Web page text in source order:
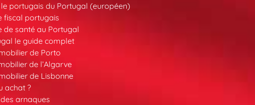
portugais du Portugal (européen)
fiscal portugais
de santé au Portugal
le guide complet
de Porto
de l’Algarve
de Lisbonne
achat ?
arnaques